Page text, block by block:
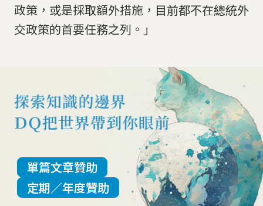
政策，或是採取額外措施，目前都不在總統外
交政策的首要任務之列。」
單篇文章贊助
定期／年度贊助